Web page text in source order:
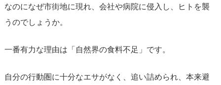
なのになぜ市街地に現れ、会社や病院に侵入し、ヒトを襲
うのでしょうか。
一番有力な理由は「自然界の食料不足」です。
自分の行動圏に十分なエサがなく、追い詰められ、本来避